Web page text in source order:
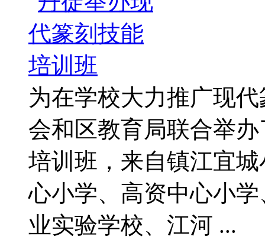
为在学校大力推广现
会和区教育局联合举
培训班，来自镇江宜
心小学、高资中心小
业实验学校、江河 ...